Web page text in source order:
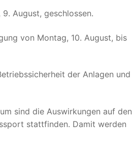
August, geschlossen.
von Montag, 10. August, bis
der Anlagen und
sind die Auswirkungen auf den
stattfinden. Damit werden